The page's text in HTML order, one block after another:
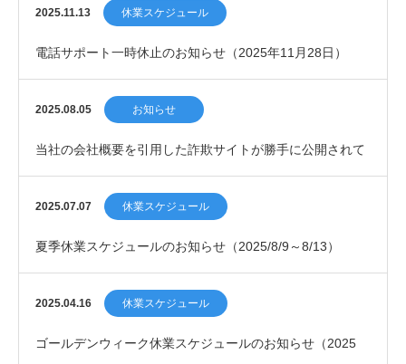
2026/1/4）
2025.11.13 休業スケジュール
電話サポート一時休止のお知らせ（2025年11月28日）
2025.08.05 お知らせ
当社の会社概要を引用した詐欺サイトが勝手に公開されて
います。
2025.07.07 休業スケジュール
夏季休業スケジュールのお知らせ（2025/8/9～8/13）
2025.04.16 休業スケジュール
ゴールデンウィーク休業スケジュールのお知らせ（2025